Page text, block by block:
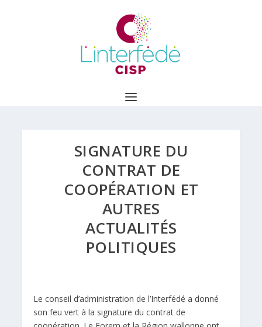
SIGNATURE DU
CONTRAT DE
COOPÉRATION ET
AUTRES
ACTUALITÉS
POLITIQUES
Le conseil d’administration de l’Interfédé a donné
son feu vert à la signature du contrat de